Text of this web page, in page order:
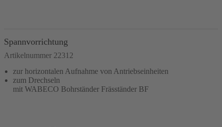
Spannvorrichtung
Artikelnummer 22312
zur horizontalen Aufnahme von Antriebseinheiten
zum Drechseln
mit WABECO Bohrständer Fräsständer BF